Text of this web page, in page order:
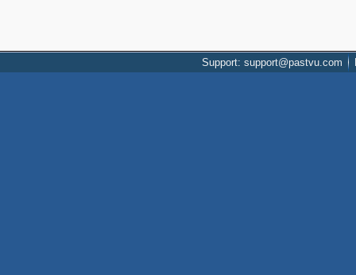
Support: support@pastvu.com